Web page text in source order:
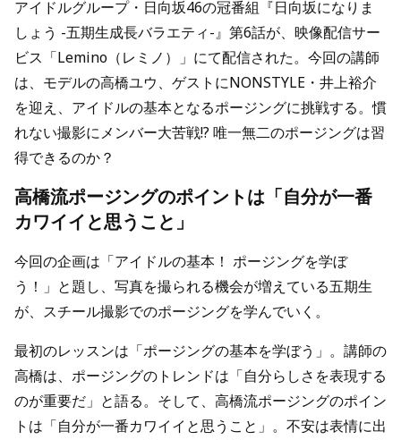
アイドルグループ・日向坂46の冠番組『日向坂になりま
しょう -五期生成長バラエティ-』第6話が、映像配信サー
ビス「Lemino（レミノ）」にて配信された。今回の講師
は、モデルの高橋ユウ、ゲストにNONSTYLE・井上裕介
を迎え、アイドルの基本となるポージングに挑戦する。慣
れない撮影にメンバー大苦戦!? 唯一無二のポージングは習
得できるのか？
高橋流ポージングのポイントは「自分が一番
カワイイと思うこと」
今回の企画は「アイドルの基本！ ポージングを学ぼ
う！」と題し、写真を撮られる機会が増えている五期生
が、スチール撮影でのポージングを学んでいく。
最初のレッスンは「ポージングの基本を学ぼう」。講師の
高橋は、ポージングのトレンドは「自分らしさを表現する
のが重要だ」と語る。そして、高橋流ポージングのポイン
トは「自分が一番カワイイと思うこと」。不安は表情に出